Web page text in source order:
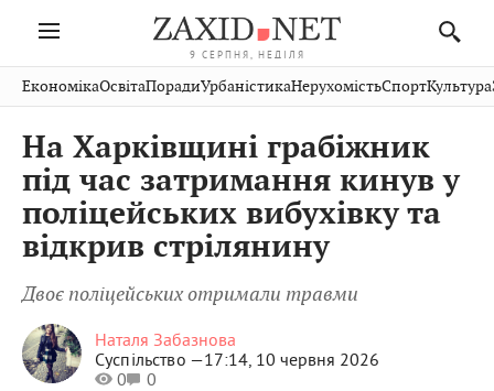
9 СЕРПНЯ, НЕДІЛЯ
Івано-
Франківськ
Тернопіль
Волинь
Закарпаття
Рівне
Чернівці
Шептицький
Стрий
Хмельницький
Вінниця
Публікації
Авто СловкоКультура
Кіно Дім СпортКраєзнавство
ФотоОсвітаНерухомість
Домашні
тварини
ЕкономікаОсвітаПорадиУрбаністикаНерухомістьСпортКультура
На Харківщині грабіжник
під час затримання кинув у
поліцейських вибухівку та
відкрив стрілянину
Двоє поліцейських отримали травми
Наталя Забазнова
Суспільство —17:14, 10 червня 2026
0
0